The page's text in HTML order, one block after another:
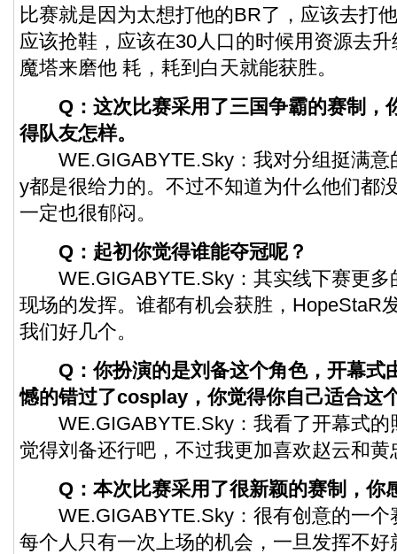
比赛就是因为太想打他的BR了，应该去打
应该抢鞋，应该在30人口的时候用资源去
魔塔来磨他 耗，耗到白天就能获胜。
Q：这次比赛采用了三国争霸的赛制，
得队友怎样。
WE.GIGABYTE.Sky：我对分组挺满意
y都是很给力的。不过不知道为什么他们都
一定也很郁闷。
Q：起初你觉得谁能夺冠呢？
WE.GIGABYTE.Sky：其实线下赛更多
现场的发挥。谁都有机会获胜，HopeStaR
我们好几个。
Q：你扮演的是刘备这个角色，开幕式
憾的错过了cosplay，你觉得你自己适合这
WE.GIGABYTE.Sky：我看了开幕式的
觉得刘备还行吧，不过我更加喜欢赵云和
Q：本次比赛采用了很新颖的赛制，你
WE.GIGABYTE.Sky：很有创意的一个
每个人只有一次上场的机会，一旦发挥不